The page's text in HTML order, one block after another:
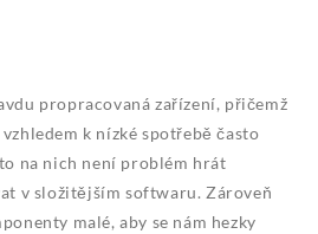
propracovaná zařízení, přičemž
k nízké spotřebě často
na nich není problém hrát
v složitějším softwaru. Zároveň
malé, aby se nám hezky